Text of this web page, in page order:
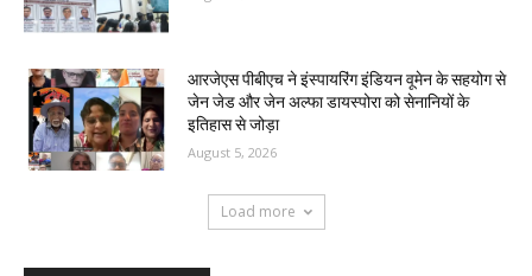
आरजेएस पीबीएच ने इंस्पायरिंग इंडियन वूमेन के सहयोग से
जेन जेड और जेन अल्फा डायस्पोरा को सेनानियों के
इतिहास से जोड़ा
August 5, 2026
Load more